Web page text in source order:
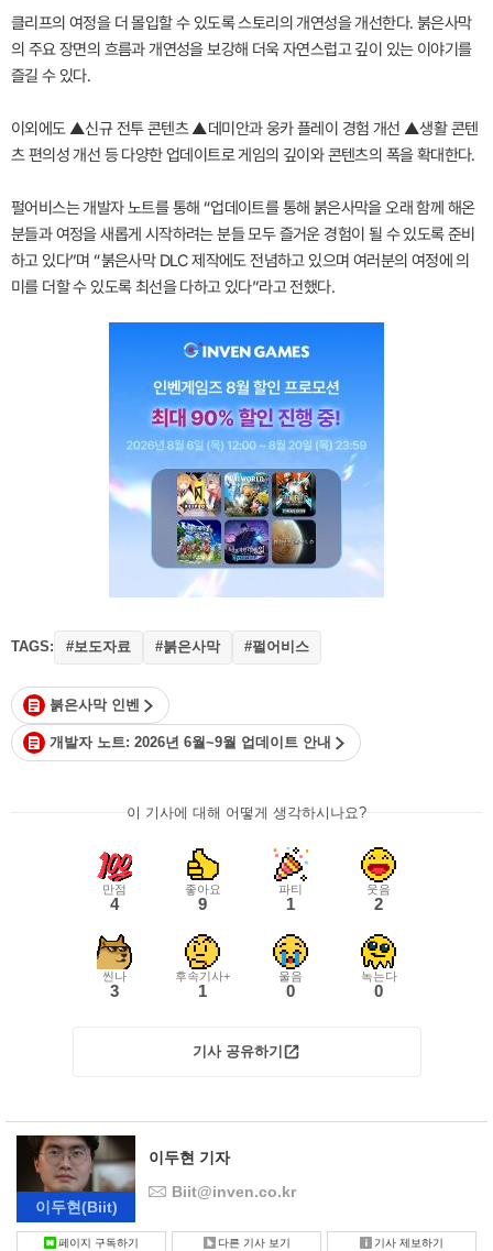
클리프의 여정을 더 몰입할 수 있도록 스토리의 개연성을 개선한다. 붉은사막
의 주요 장면의 흐름과 개연성을 보강해 더욱 자연스럽고 깊이 있는 이야기를
즐길 수 있다.
이외에도 ▲신규 전투 콘텐츠 ▲데미안과 웅카 플레이 경험 개선 ▲생활 콘텐
츠 편의성 개선 등 다양한 업데이트로 게임의 깊이와 콘텐츠의 폭을 확대한다.
펄어비스는 개발자 노트를 통해 “업데이트를 통해 붉은사막을 오래 함께 해온
분들과 여정을 새롭게 시작하려는 분들 모두 즐거운 경험이 될 수 있도록 준비
하고 있다”며 “붉은사막 DLC 제작에도 전념하고 있으며 여러분의 여정에 의
미를 더할 수 있도록 최선을 다하고 있다”라고 전했다.
TAGS: #보도자료 #붉은사막 #펄어비스
붉은사막 인벤
개발자 노트: 2026년 6월~9월 업데이트 안내
이 기사에 대해 어떻게 생각하시나요?
만점
4
좋아요
9
파티
1
웃음
2
씬나
3
후속기사+
1
울음
0
녹는다
0
기사 공유하기
이두현(Biit)
이두현 기자
Biit@inven.co.kr
페이지 구독하기 다른 기사 보기 기사 제보하기